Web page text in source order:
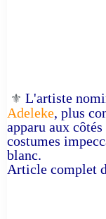
⚜️ L'artiste
Adeleke, plus
apparu aux
costumes
blanc.
Article complet